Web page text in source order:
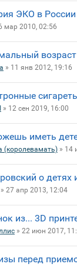
ЭКО в России
мар 2010, 02:56
возраст
» 11 янв 2012, 19:16
» 12 сен 2019, 16:00
иметь
(королевамать) » 14
о детях
» 27 апр 2013, 12:04
из... 3D
» 22 июн 2017,
перед